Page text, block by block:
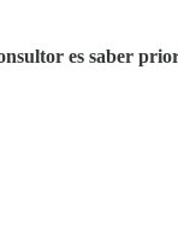
es saber